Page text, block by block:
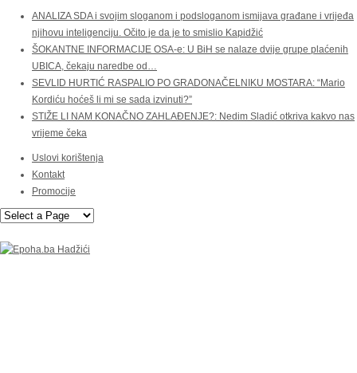
ANALIZA SDA i svojim sloganom i podsloganom ismijava građane i vrijeđa
njihovu inteligenciju. Očito je da je to smislio Kapidžić
ŠOKANTNE INFORMACIJE OSA-e: U BiH se nalaze dvije grupe plaćenih
UBICA, čekaju naredbe od…
SEVLID HURTIĆ RASPALIO PO GRADONAČELNIKU MOSTARA: “Mario
Kordiću hoćeš li mi se sada izvinuti?”
STIŽE LI NAM KONAČNO ZAHLAĐENJE?: Nedim Sladić otkriva kakvo nas
vrijeme čeka
Uslovi korištenja
Kontakt
Promocije